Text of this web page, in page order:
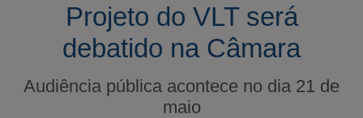
Projeto do VLT será
debatido na Câmara
Audiência pública acontece no dia 21 de
maio